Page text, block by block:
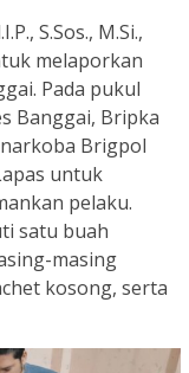
S.Sos., M.Si.,
melaporkan
Pada pukul
Banggai, Bripka
Brigpol
untuk
pelaku.
satu buah
masing
kosong, serta